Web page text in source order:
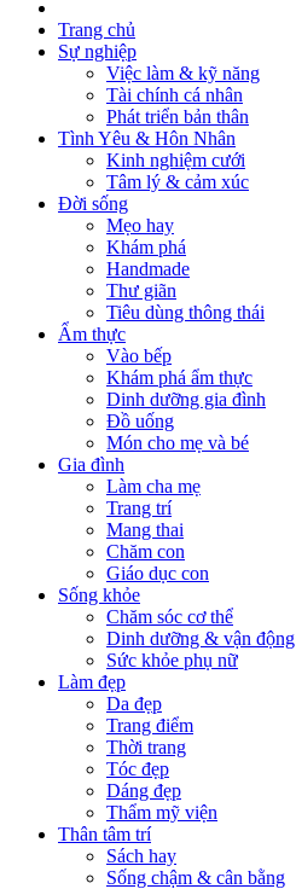
Trang chủ
Sự nghiệp
Việc làm & kỹ năng
Tài chính cá nhân
Phát triển bản thân
Tình Yêu & Hôn Nhân
Kinh nghiệm cưới
Tâm lý & cảm xúc
Đời sống
Mẹo hay
Khám phá
Handmade
Thư giãn
Tiêu dùng thông thái
Ẩm thực
Vào bếp
Khám phá ẩm thực
Dinh dưỡng gia đình
Đồ uống
Món cho mẹ và bé
Gia đình
Làm cha mẹ
Trang trí
Mang thai
Chăm con
Giáo dục con
Sống khỏe
Chăm sóc cơ thể
Dinh dưỡng & vận động
Sức khỏe phụ nữ
Làm đẹp
Da đẹp
Trang điểm
Thời trang
Tóc đẹp
Dáng đẹp
Thẩm mỹ viện
Thân tâm trí
Sách hay
Sống chậm & cân bằng